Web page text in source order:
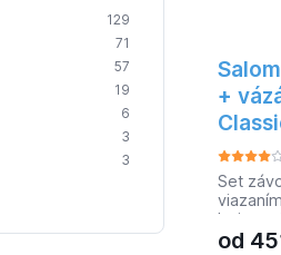
129
71
57
19
6
3
3
+
Set
lyžiarov
od